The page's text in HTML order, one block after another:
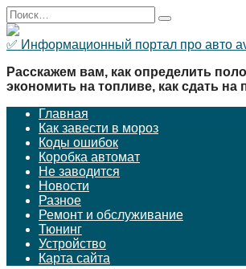
Перейти
к
содержанию
Search
for:
✅ Информационный портал про авто
Расскажем вам, как определить
экономить на топливе, как сдать на
Главная
Как завести в мороз
Коды ошибок
Коробка автомат
Не заводится
Новости
Разное
Ремонт и обслуживание
Тюнинг
Устройство
Карта сайта